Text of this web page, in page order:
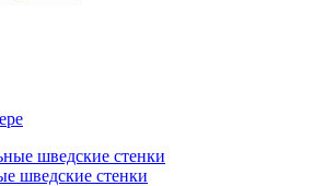
шведские стенки